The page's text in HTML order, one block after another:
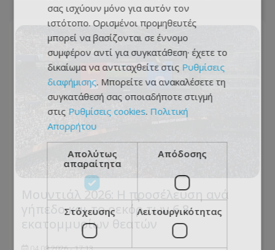
Μουντιάλ 2026: Η προσέλευση ανά
γήπεδο και το ρεκόρ των 6,8
εκατομμυρίων θεατών
σας ισχύουν μόνο για αυτόν τον
ιστότοπο. Ορισμένοι προμηθευτές
μπορεί να βασίζονται σε έννομο
συμφέρον αντί για συγκατάθεση· έχετε το
δικαίωμα να αντιταχθείτε στις Ρυθμίσεις
διαφήμισης. Μπορείτε να ανακαλέσετε τη
συγκατάθεσή σας οποιαδήποτε στιγμή
στις Ρυθμίσεις cookies. Πολιτική
Απορρήτου
Απολύτως
απαραίτητα
Απόδοσης
Στόχευσης Λειτουργικότητας